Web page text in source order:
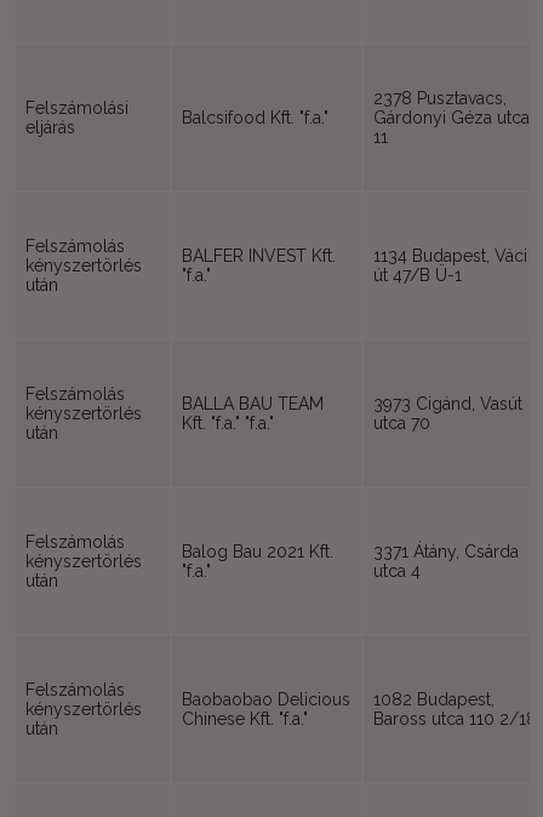
Felszámolási
eljárás
Balcsifood Kft. "f.a."
2378 Pusztavacs,
Gárdonyi Géza utca
11
Felszámolás
kényszertörlés
után
BALFER INVEST Kft.
"f.a."
1134 Budapest, Váci
út 47/B Ü-1
Felszámolás
kényszertörlés
után
BALLA BAU TEAM
Kft. "f.a." "f.a."
3973 Cigánd, Vasút
utca 70
Felszámolás
kényszertörlés
után
Balog Bau 2021 Kft.
"f.a."
3371 Átány, Csárda
utca 4
Felszámolás
kényszertörlés
után
Baobaobao Delicious
Chinese Kft. "f.a."
1082 Budapest,
Baross utca 110 2/18